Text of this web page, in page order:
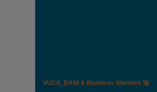
VUCA, BANI & Business Warriors 🚀